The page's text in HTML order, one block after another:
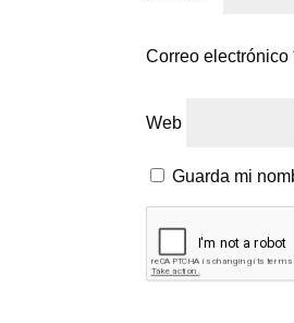
Correo electrónico
Web
Guarda mi